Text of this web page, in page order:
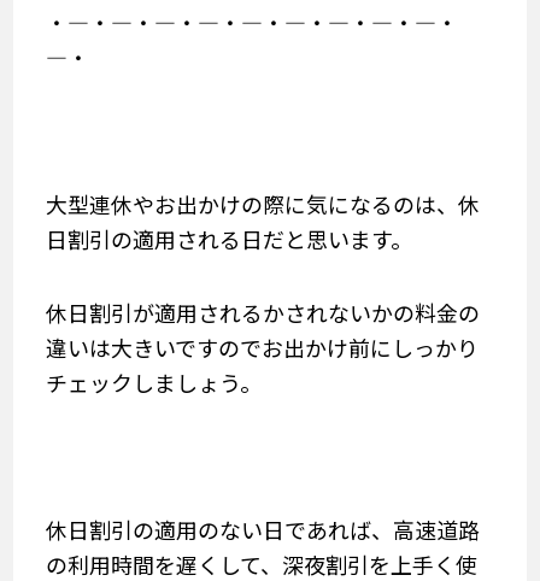
・―・―・―・―・―・―・―・―・―・
―・
大型連休やお出かけの際に気になるのは、休
日割引の適用される日だと思います。
休日割引が適用されるかされないかの料金の
違いは大きいですのでお出かけ前にしっかり
チェックしましょう。
休日割引の適用のない日であれば、高速道路
の利用時間を遅くして、深夜割引を上手く使